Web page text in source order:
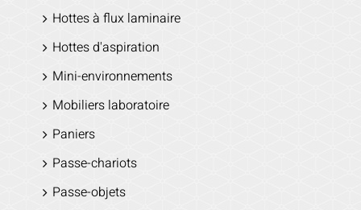
Hottes à flux laminaire
Hottes d'aspiration
Mini-environnements
Mobiliers laboratoire
Paniers
Passe-chariots
Passe-objets